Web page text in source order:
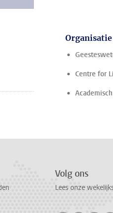
Organisatie
Centre for
Volg ons
Lees onze